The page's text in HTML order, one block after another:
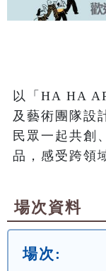
以「HA HA
及藝術團隊設
民眾一起共創
品，感受跨領
場次資料
場次: